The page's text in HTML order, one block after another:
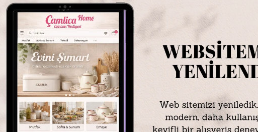
Stok Kodu
D-
Marka Glasslock
Glasslock